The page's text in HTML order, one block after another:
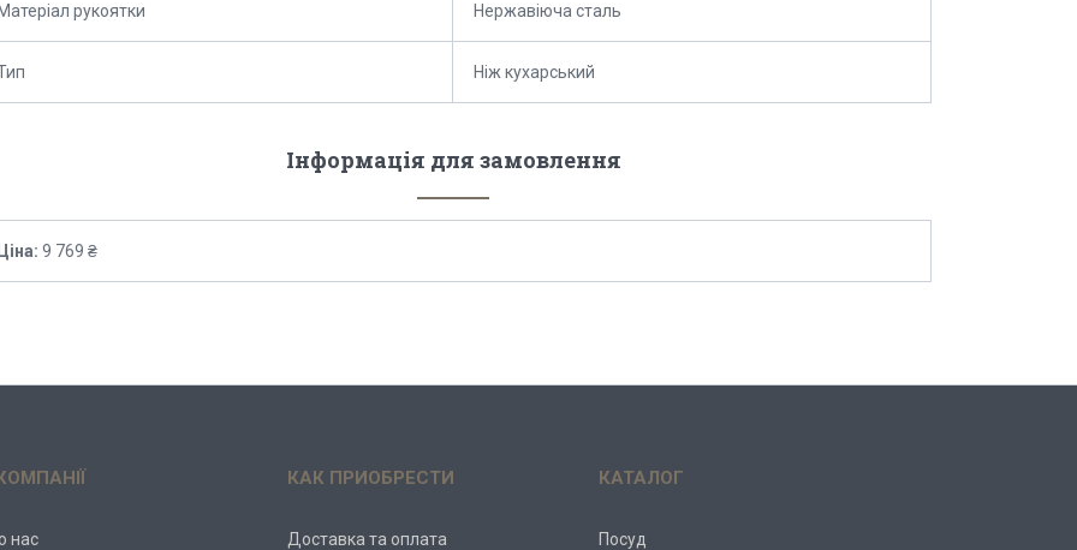
Матеріал рукоятки Нержавіюча сталь
Ніж кухарський
Інформація для замовлення
Ціна: 9 769 ₴
нас
КАК ПРИОБРЕСТИ
Доставка та оплата
КАТАЛОГ
Посуд